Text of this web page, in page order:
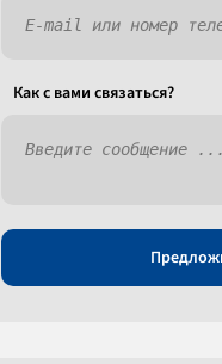
Как c вами связаться?